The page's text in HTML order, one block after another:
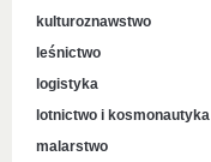
kulturoznawstwo
leśnictwo
logistyka
lotnictwo i kosmonautyka
malarstwo